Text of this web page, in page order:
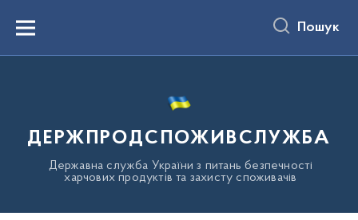
вмістуMenu Пошук
ДЕРЖПРОДСПОЖИВСЛУЖБА
Державна служба України з питань безпечності
харчових продуктів та захисту споживачів